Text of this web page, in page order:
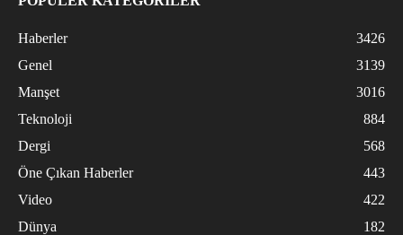
Haberler
3426
Genel
3139
Manşet
3016
Teknoloji
884
Dergi
568
Öne Çıkan Haberler
443
Video
422
Dünya
182